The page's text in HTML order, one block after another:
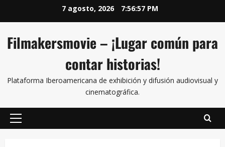
7 agosto, 2026 7:56:58 PM
Filmakersmovie – ¡Lugar común para
contar historias!
Plataforma Iberoamericana de exhibición y difusión audiovisual y
cinematográfica.